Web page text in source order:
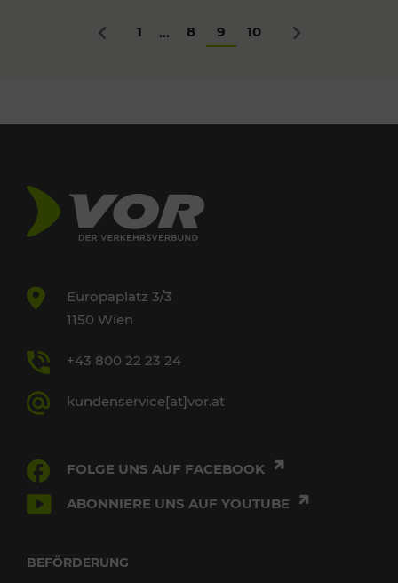
Zurück
1 ... 8 9 10 Nächstes
Europaplatz 3/3
1150 Wien
+43 800 22 23 24
kundenservice[at]vor.at
FOLGE UNS AUF FACEBOOK
ABONNIERE UNS AUF YOUTUBE
BEFÖRDERUNG